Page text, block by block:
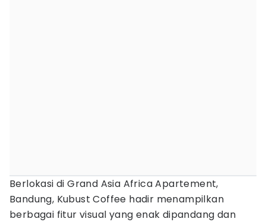
Berlokasi di Grand Asia Africa Apartement,
Bandung, Kubust Coffee hadir menampilkan
berbagai fitur visual yang enak dipandang dan